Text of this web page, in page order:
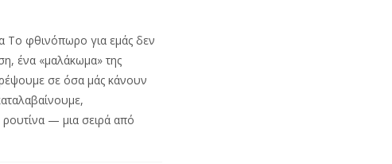
Το φθινόπωρο για εμάς δεν
ένα «μαλάκωμα» της
σε όσα μάς κάνουν
ρουτίνα — μια σειρά από